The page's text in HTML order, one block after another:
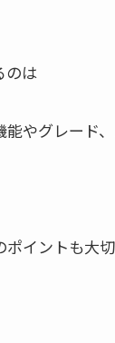
のは
やグレード
ポイントも大